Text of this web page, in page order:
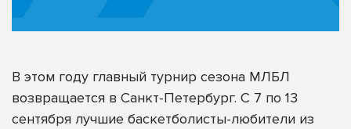
В этом году главный турнир сезона МЛБЛ
возвращается в Санкт-Петербург. С 7 по 13
сентября лучшие баскетболисты-любители из